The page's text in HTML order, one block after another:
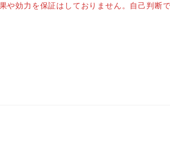
や効力を保証はしておりません。自己判断